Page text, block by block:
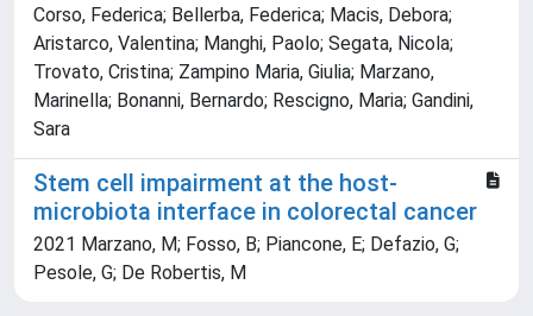
Corso, Federica; Bellerba, Federica; Macis, Debora;
Aristarco, Valentina; Manghi, Paolo; Segata, Nicola;
Trovato, Cristina; Zampino Maria, Giulia; Marzano,
Marinella; Bonanni, Bernardo; Rescigno, Maria; Gandini,
Sara
Stem cell impairment at the host-
microbiota interface in colorectal cancer
2021 Marzano, M; Fosso, B; Piancone, E; Defazio, G;
Pesole, G; De Robertis, M